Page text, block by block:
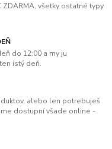
ZDARMA, všetky ostatné typy
do 12:00 a my ju
istý deň.
alebo len potrebuješ
dostupní všade online -